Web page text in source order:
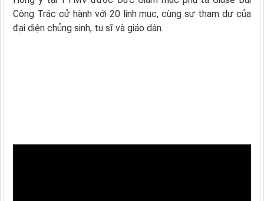
Công Trác cử hành với 20 linh mục, cùng sự tham dự của
đại diện chủng sinh, tu sĩ và giáo dân.